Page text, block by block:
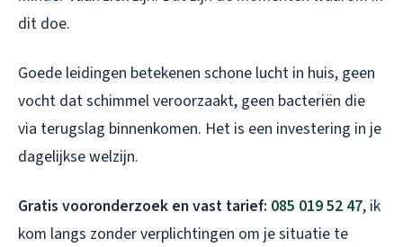
dit doe.
Goede leidingen betekenen schone lucht in huis, geen
vocht dat schimmel veroorzaakt, geen bacteriën die
via terugslag binnenkomen. Het is een investering in je
dagelijkse welzijn.
Gratis vooronderzoek en vast tarief: 085 019 52 47, ik
kom langs zonder verplichtingen om je situatie te